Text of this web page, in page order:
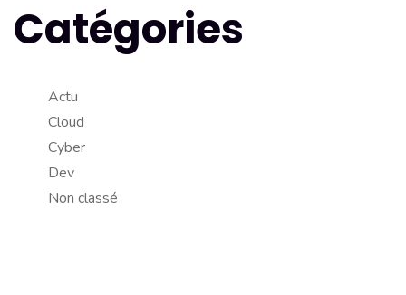
Catégories
Actu
Cloud
Cyber
Dev
Non classé